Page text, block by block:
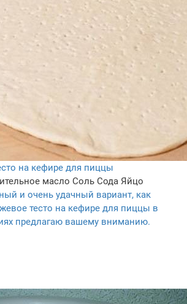
на кефире для пиццы
масло Соль Сода Яйцо
и очень удачный вариант, как
тесто на кефире для пиццы в
предлагаю вашему вниманию.